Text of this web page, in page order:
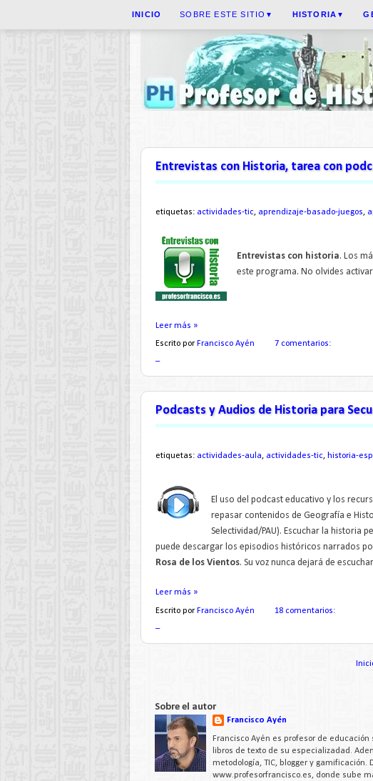
INICIO SOBRE ESTE SITIO ▼ HISTORIA ▼
Entrevistas con Historia, tarea con
etiquetas: actividades-tic, aprendizaje-basado-juegos,
Entrevistas con historia. Los
este programa. No olvides
Leer más »
Escrito por Francisco Ayén
7 comentarios:
Podcasts y Audios de Historia para
etiquetas: actividades-aula, actividades-tic, historia-
El uso del podcast educativo y los
repasar contenidos de Geografía e
Selectividad/PAU). Escuchar la historia
puede descargar los episodios históricos narrados
Rosa de los Vientos. Su voz nunca dejará de
Leer más »
Escrito por Francisco Ayén
18 comentarios:
Sobre el autor
Francisco Ayén
Francisco Ayén es profesor de
libros de texto de su especializadad.
metodología, TIC, blogger y
www.profesorfrancisco.es, donde sube